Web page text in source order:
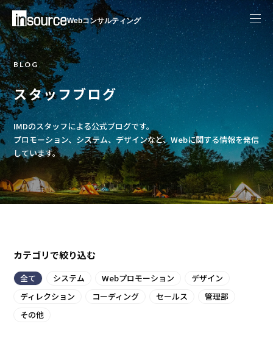
Webコンサルティング
BLOG
スタッフブログ
IMDのスタッフによる公式ブログです。
プロモーション、システム、デザインなど、Webに関する情報を発信
しています。
カテゴリで絞り込む
全て システム Webプロモーション
デザイン
ディレクション
コーディング セールス
管理部
その他